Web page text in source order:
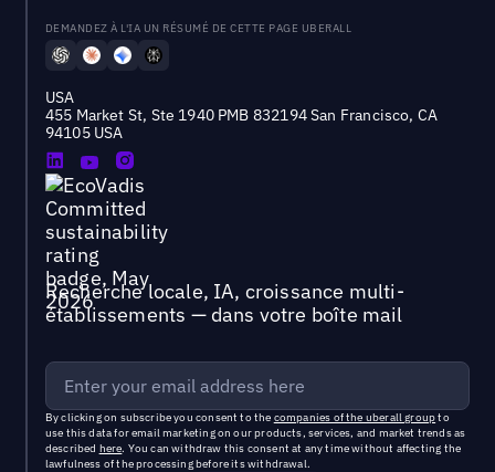
DEMANDEZ À L'IA UN RÉSUMÉ DE CETTE PAGE UBERALL
USA
455 Market St, Ste 1940 PMB 832194 San Francisco, CA
94105 USA
Recherche locale, IA, croissance multi-
établissements — dans votre boîte mail
By clicking on subscribe you consent to the companies of the uberall groupto
use this data for email marketing on our products, services, and market trends as
described here. You can withdraw this consent at any time without affecting the
lawfulness of the processing before its withdrawal.